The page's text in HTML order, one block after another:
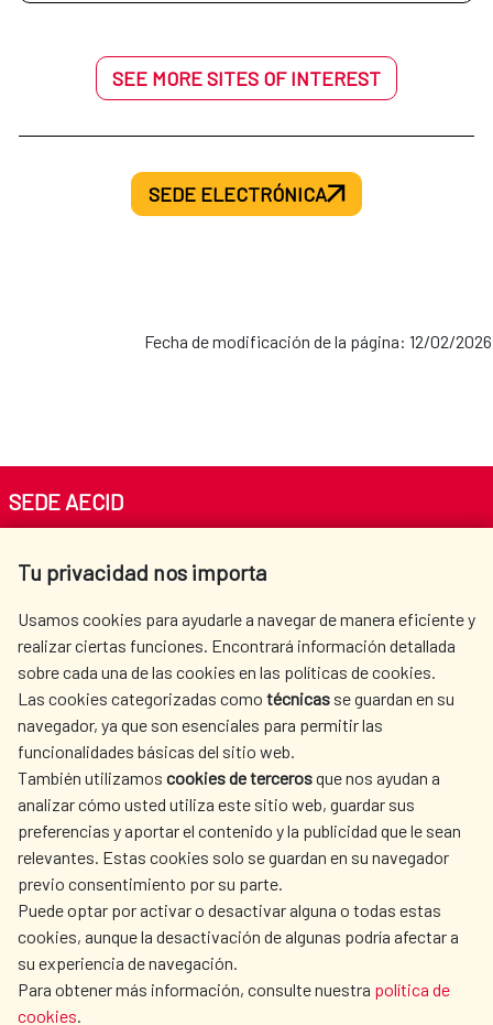
SEE MORE SITES OF INTEREST
SEDE ELECTRÓNICA
Fecha de modificación de la página: 12/02/2026
Tu privacidad nos importa
Usamos cookies para ayudarle a navegar de manera eficiente y
realizar ciertas funciones. Encontrará información detallada
sobre cada una de las cookies en las políticas de cookies.
Las cookies categorizadas como técnicas se guardan en su
navegador, ya que son esenciales para permitir las
funcionalidades básicas del sitio web.
También utilizamos cookies de tercerosque nos ayudan a
analizar cómo usted utiliza este sitio web, guardar sus
preferencias y aportar el contenido y la publicidad que le sean
relevantes. Estas cookies solo se guardan en su navegador
previo consentimiento por su parte.
Puede optar por activar o desactivar alguna o todas estas
cookies, aunque la desactivación de algunas podría afectar a
su experiencia de navegación.
Para obtener más información, consulte nuestra política de
cookies.
SEDE AECID
Tel. +34 900 20 30 54​​​​​​​
AECID
WHERE DO WE COOPERATE?
SPANISH HUMANITARIAN
ACTION
PRESS ROOM
CULTURE AND SCIENCE LIBRARY
OUR SOCIAL MEDIA